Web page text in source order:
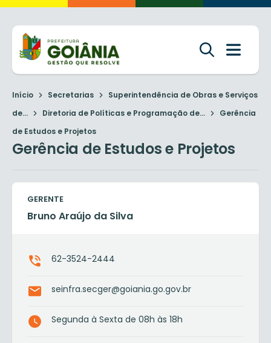
Início Secretarias
Superintendência de Obras e Serviços
de...
Diretoria de Políticas e Programação de...
Gerência
de Estudos e Projetos
Gerência de Estudos e Projetos
GERENTE
Bruno Araújo da Silva
62-3524-2444
seinfra.secger@goiania.go.gov.br
Segunda à Sexta de 08h às 18h